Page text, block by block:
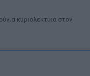
κυριολεκτικά στον